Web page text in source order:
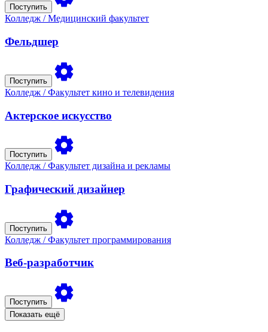
Поступить
Колледж / Медицинский факультет
Фельдшер
Поступить
Колледж / Факультет кино и телевидения
Актерское искусство
Поступить
Колледж / Факультет дизайна и рекламы
Графический дизайнер
Поступить
Колледж / Факультет программирования
Веб-разработчик
Поступить
Показать ещё